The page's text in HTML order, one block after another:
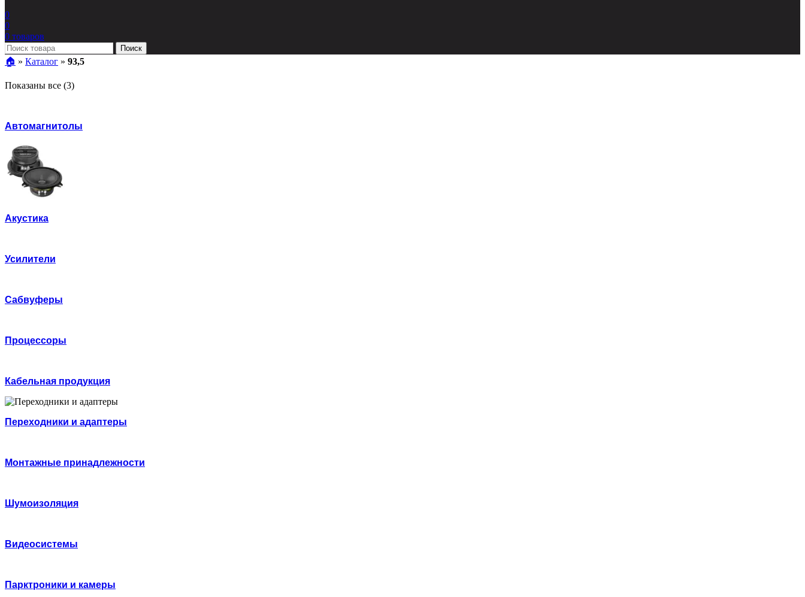
0
0
0 товаров
Поиск
🏠︎ » Каталог » 93,5
Показаны все (3)Цены:
Автомагнитолы
Акустика
Усилители
Сабвуферы
Процессоры
Кабельная продукция
Переходники и адаптеры
Монтажные принадлежности
Шумоизоляция
Видеосистемы
Парктроники и камеры